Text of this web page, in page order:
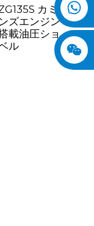
カミ
ンズエンジン
載油圧ショ
ル